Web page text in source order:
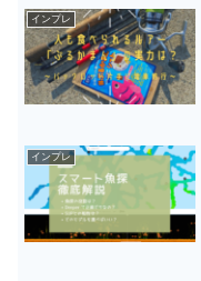
インプレ
インプレ